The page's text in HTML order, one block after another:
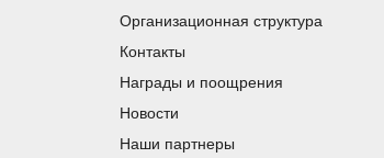
Организационная структура
Контакты
Награды и поощрения
Новости
Наши партнеры